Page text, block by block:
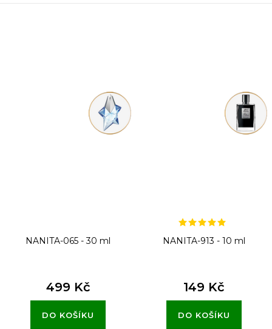
NANITA-065 - 30 ml
499 Kč
DO KOŠÍKU
NANITA-913 - 10 ml
149 Kč
DO KOŠÍKU